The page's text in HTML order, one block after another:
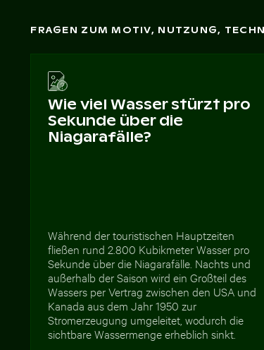
FRAGEN ZUM MOTIV, NUTZUNG,
Wie viel Wasser stürzt pro
Sekunde über die
Niagarafälle?
Während der touristischen Hauptzeiten
fließen rund 2.800 Kubikmeter Wasser pro
Sekunde über die Niagarafälle. Nachts und
außerhalb der Saison wird ein Großteil des
Wassers per Vertrag zwischen den USA und
Kanada aus dem Jahr 1950 zur
Stromerzeugung umgeleitet, wodurch die
sichtbare Wassermenge erheblich sinkt.